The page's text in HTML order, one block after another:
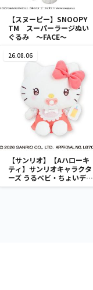
【スヌーピー】SNOOPY
TM スーパーラージぬい
ぐるみ ～FACE～
26.08.06
【サンリオ】【Aハローキ
ティ】サンリオキャラクタ
ーズ うるベビ・ちょいデカ
ドール